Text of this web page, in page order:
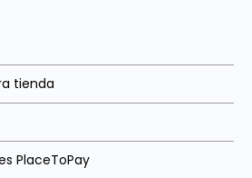
tienda
PlaceToPay